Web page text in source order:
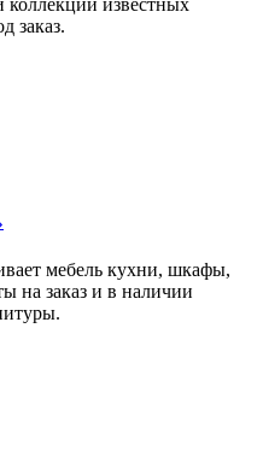
заказ.
мебель кухни, шкафы,
на заказ и в наличии